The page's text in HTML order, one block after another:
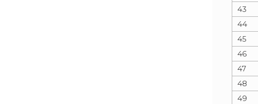
43
44
45
46
47
48
49